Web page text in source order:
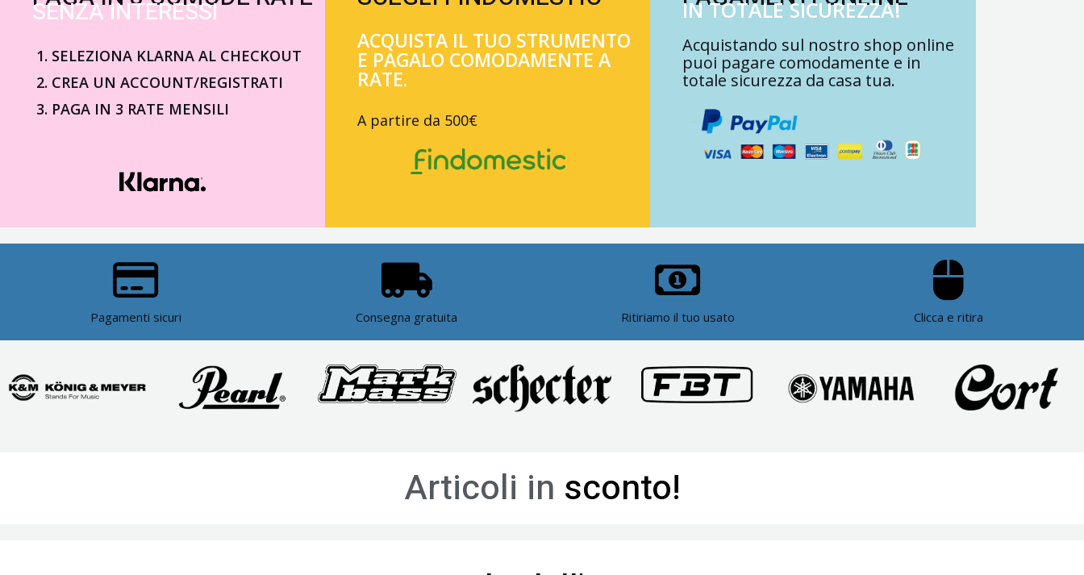
SENZA INTERESSI
SELEZIONA KLARNA AL CHECKOUT
CREA UN ACCOUNT/REGISTRATI
PAGA IN 3 RATE MENSILI
ACQUISTA IL TUO STRUMENTO
E PAGALO COMODAMENTE A
RATE.
A partire da 500€
IN TOTALE SICUREZZA!
Acquistando sul nostro shop online
puoi pagare comodamente e in
totale sicurezza da casa tua.
Pagamenti sicuri Consegna gratuita Ritiriamo il tuo usato Clicca e ritira
Articoli in sconto!